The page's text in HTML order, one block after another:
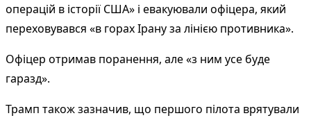
операцій в історії США» і евакуювали офіцера, який
переховувався «в горах Ірану за лінією противника».
Офіцер отримав поранення, але «з ним усе буде
гаразд».
Трамп також зазначив, що першого пілота врятували